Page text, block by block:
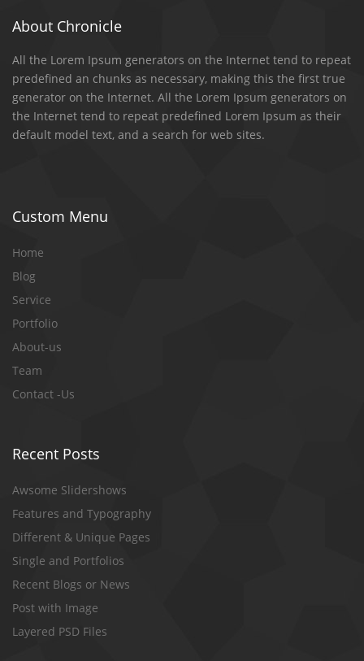
About Chronicle
All the Lorem Ipsum generators on the Internet tend to repeat
predefined an chunks as necessary, making this the first true
generator on the Internet. All the Lorem Ipsum generators on
the Internet tend to repeat predefined Lorem Ipsum as their
default model text, and a search for web sites.
Custom Menu
Home
Blog
Service
Portfolio
About-us
Team
Contact -Us
Recent Posts
Awsome Slidershows
Features and Typography
Different & Unique Pages
Single and Portfolios
Recent Blogs or News
Post with Image
Layered PSD Files